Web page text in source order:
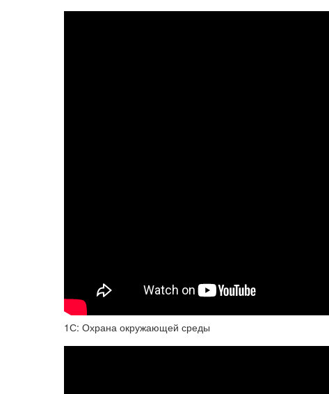
1С: Охрана окружающей среды